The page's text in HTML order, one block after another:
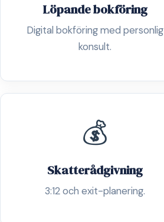
Löpande bokföring
Digital bokföring med personlig
konsult.
💰
Skatterådgivning
3:12 och exit-planering.